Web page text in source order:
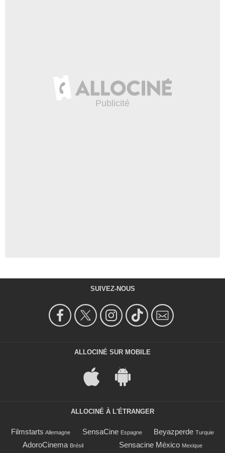
SUIVEZ-NOUS
ALLOCINÉ SUR MOBILE
ALLOCINÉ À L'ÉTRANGER
Filmstarts Allemagne SensaCine Espagne Beyazperde Turquie
AdoroCinema Brésil Sensacine México Mexique